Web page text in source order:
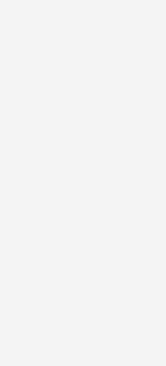
des Gewinns ist
von Reise-